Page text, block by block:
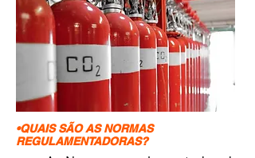
•QUAIS SÃO AS NORMAS
REGULAMENTADORAS?